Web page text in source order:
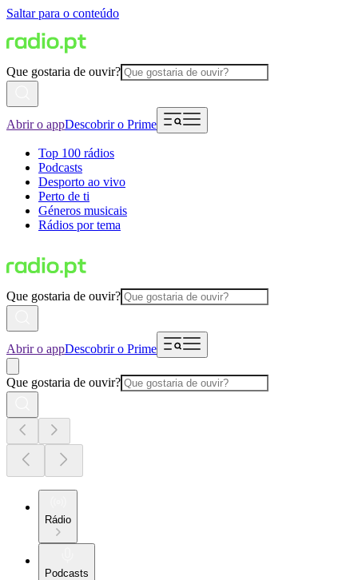
Saltar para o conteúdo
Que gostaria de ouvir?
Abrir o appDescobrir o Prime
Top 100 rádios
Podcasts
Desporto ao vivo
Perto de ti
Géneros musicais
Rádios por tema
Que gostaria de ouvir?
Abrir o appDescobrir o Prime
Que gostaria de ouvir?
Rádio
Podcasts